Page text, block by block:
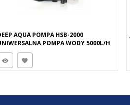
AQUA POMPA HSB-2000
POMPA WODY 5000L/H